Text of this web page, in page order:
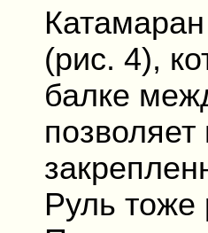
(рис. 4),
балке
Руль тоже